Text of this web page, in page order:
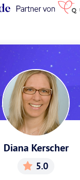
Diana Kerscher
5.0